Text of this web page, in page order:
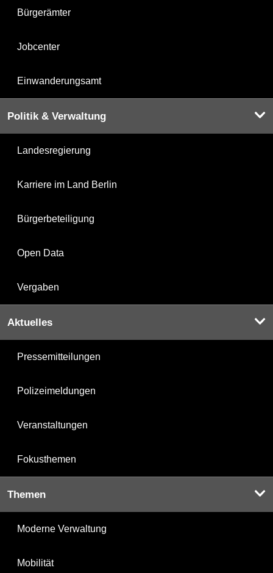
Bürgerämter
Jobcenter
Einwanderungsamt
Politik & Verwaltung
Landesregierung
Karriere im Land Berlin
Bürgerbeteiligung
Open Data
Vergaben
Aktuelles
Pressemitteilungen
Polizeimeldungen
Veranstaltungen
Fokusthemen
Themen
Moderne Verwaltung
Mobilität